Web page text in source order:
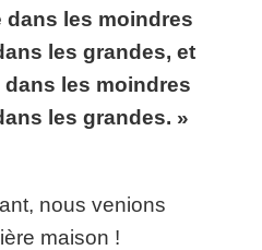
dans les moindres
les grandes, et
les moindres
les grandes. »
nous venions
maison !